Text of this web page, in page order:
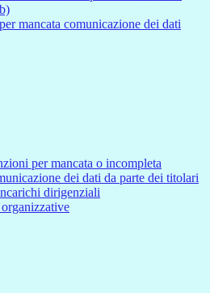
mancata comunicazione dei dati
per mancata o incompleta
dei dati da parte dei titolari
dirigenziali